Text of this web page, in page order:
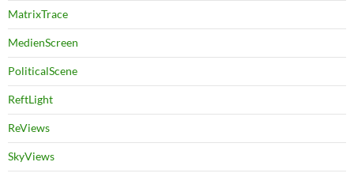
MatrixTrace
MedienScreen
PoliticalScene
ReftLight
ReViews
SkyViews